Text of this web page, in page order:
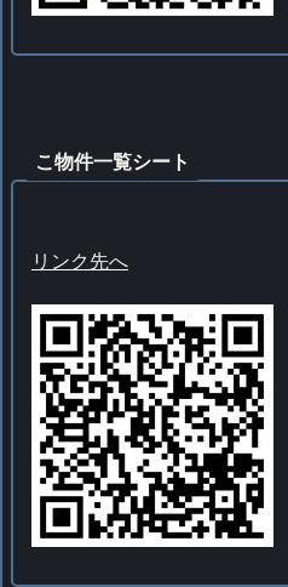
こ物件一覧シート
リンク先へ